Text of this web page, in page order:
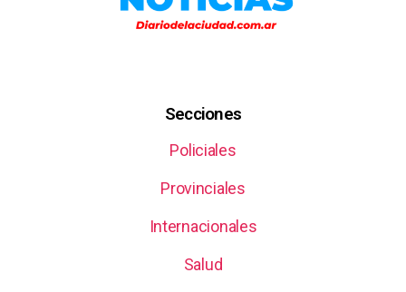
Secciones
Policiales
Provinciales
Internacionales
Salud